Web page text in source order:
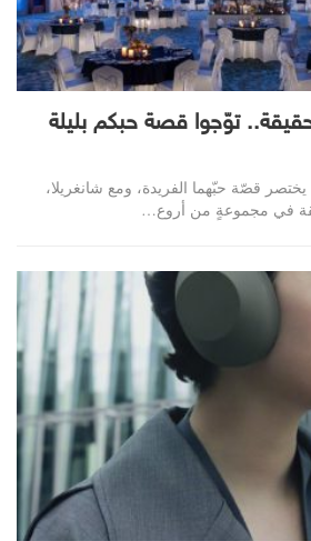
توّجوا قصة حبكم بليلة
قصّة حبّهما الفريدة، ومع شانغريلا،
في مجموعةٍ من أروع…